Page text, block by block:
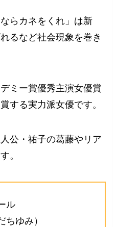
らカネをくれ」は新
るなど社会現象を巻き
ミー賞優秀主演女優賞
する実力派女優です。
公・祐子の葛藤やリア
。
ル
ちゆみ）